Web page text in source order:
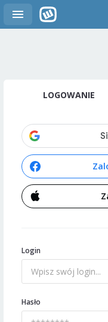
LOGOWANIE
Login
Hasło